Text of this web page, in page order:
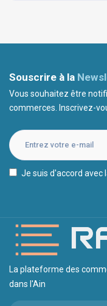
Souscrire à la
Vous souhaitez être
commerces. Inscrivez-
Je suis d'accord avec
La plateforme des
dans l'Ain